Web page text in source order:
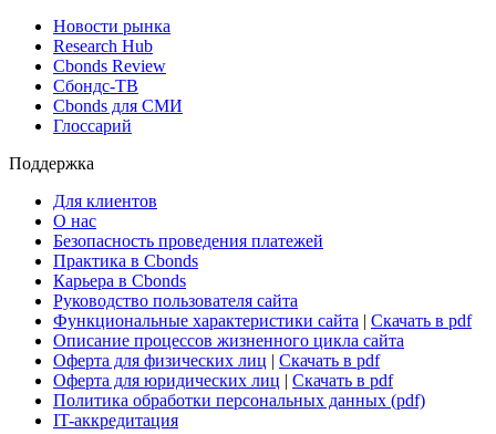
Поиск ETF & Funds
Новости и Аналитика
Новости рынка
Research Hub
Сбондс-ТВ
Глоссарий
Поддержка
Для клиентов
О нас
Безопасность проведения платежей
Практика в Cbonds
Карьера в Cbonds
Руководство пользователя сайта
Функциональные характеристики сайта|Скачать в pdf
Описание процессов жизненного цикла сайта